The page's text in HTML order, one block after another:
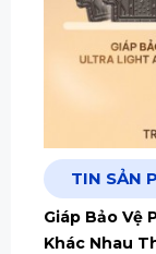
TIN SẢN
Giáp Bảo Vệ
Khác Nhau